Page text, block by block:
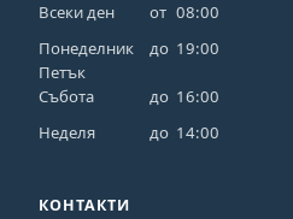
Всеки ден от 08:00
Понеделник
до 19:00
Петък
Събота
до 16:00
Неделя
до 14:00
КОНТАКТИ